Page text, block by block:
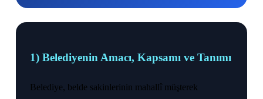
1) Belediyenin Amacı, Kapsamı ve Tanımı
Belediye, belde sakinlerinin mahallî müşterek